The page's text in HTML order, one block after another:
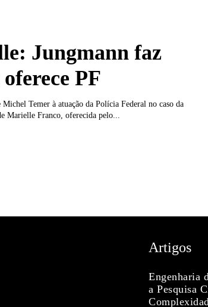
Jungmann faz
PF
Temer à atuação da Polícia Federal no caso da
Marielle Franco, oferecida pelo...
Artigos
Engenharia
a Pesquisa